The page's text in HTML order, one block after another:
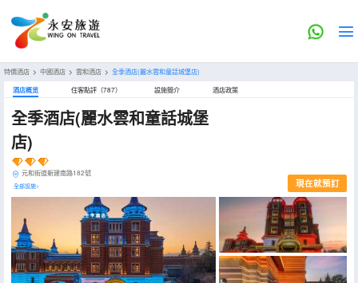
特價酒店 > 中國酒店 > 雲和酒店 > 全季酒店(麗水雲和童話城堡店)
酒店概览 住客點評（787） 設施簡介 酒店政策
全季酒店(麗水雲和童話城堡
店)
元和街道新建南路182號
全部設施> 現在就預訂